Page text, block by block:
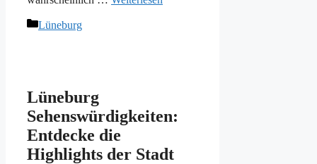
Kategorien
Lüneburg
Lüneburg
Sehenswürdigkeiten:
Entdecke die
Highlights der Stadt